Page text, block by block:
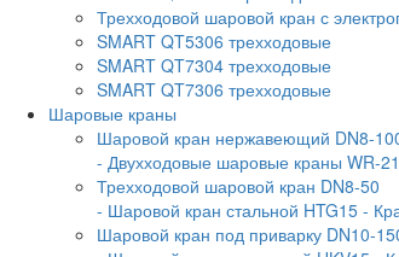
Трехходовой шаровой кран с
SMART QT5306 трехходовые
SMART QT7304 трехходовые
SMART QT7306 трехходовые
Шаровые краны
Шаровой кран нержавеющий DN8-
- Двухходовые шаровые краны WR-
Трехходовой шаровой кран DN8-50
- Шаровой кран стальной HTG15 -
Шаровой кран под приварку DN10-